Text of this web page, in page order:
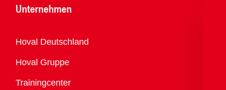
Unternehmen
Übersicht
Hoval Deutschland
Hoval Gruppe
Trainingcenter